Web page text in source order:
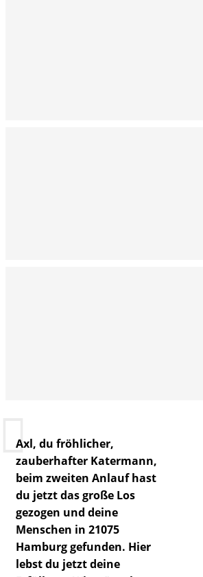
Axl, du fröhlicher,
zauberhafter Katermann,
beim zweiten Anlauf hast
du jetzt das große Los
gezogen und deine
Menschen in 21075
Hamburg gefunden. Hier
lebst du jetzt deine